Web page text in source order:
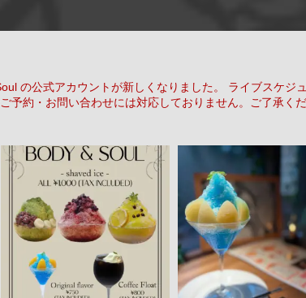
の公式アカウントが新しくなりました。
ライブスケジ
予約・お問い合わせには対応しておりません。ご了承く